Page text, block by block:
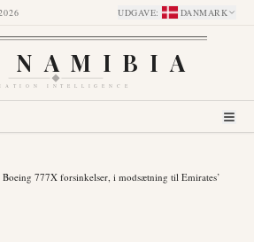
UDGAVE: DANMARK
NAMIBIA
INTELLIGENCE
777X forsinkelser, i modsætning til Emirates’